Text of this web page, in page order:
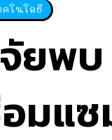
คโนโลยี
ยพบ
มแซ